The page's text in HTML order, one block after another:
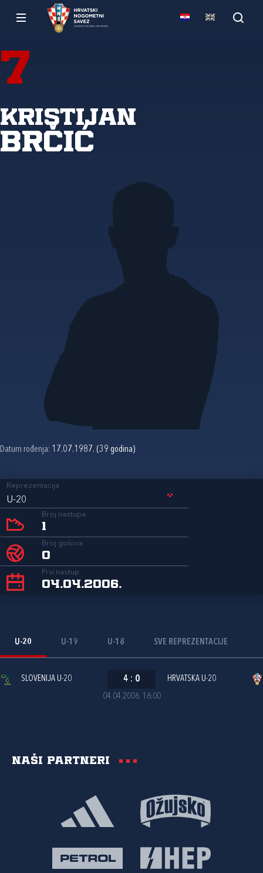
7
Kristijan
Brčić
Datum rođenja: 17.07.1987. (39 godina)
Reprezentacija
U-20
Broj nastupa
1
Broj golova
0
Prvi nastup
04.04.2006.
U-20 U-19 U-18 SVE REPREZENTACIJE
04.04.2006. 16:00
SLOVENIJA U-20 4 : 0 HRVATSKA U-20
Naši partneri